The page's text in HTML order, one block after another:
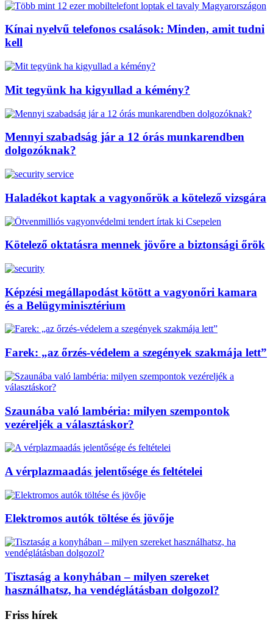
Kínai nyelvű telefonos csalások: Minden, amit tudni
kell
Mit tegyünk ha kigyullad a kémény?
Mennyi szabadság jár a 12 órás munkarendben
dolgozóknak?
Haladékot kaptak a vagyonőrök a kötelező vizsgára
Kötelező oktatásra mennek jövőre a biztonsági őrök
Képzési megállapodást kötött a vagyonőri kamara
és a Belügyminisztérium
Farek: „az őrzés-védelem a szegények szakmája lett”
Szaunába való lambéria: milyen szempontok
vezéreljék a választáskor?
A vérplazmaadás jelentősége és feltételei
Elektromos autók töltése és jövője
Tisztaság a konyhában – milyen szereket
használhatsz, ha vendéglátásban dolgozol?
Friss hírek